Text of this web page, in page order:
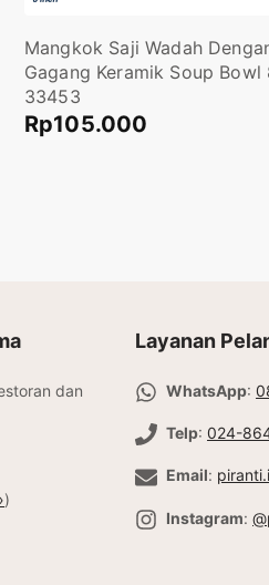
Mangkok Saji Wadah
Gagang Keramik Soup Bowl
33453
Rp105.000
dan
)
Layanan
WhatsApp:
Telp:024-
Email:
Instagram: